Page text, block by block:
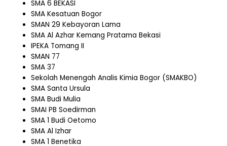
SMA 6 BEKASI
SMA Kesatuan Bogor
SMAN 29 Kebayoran Lama
SMA Al Azhar Kemang Pratama Bekasi
IPEKA Tomang II
SMAN 77
SMA 37
Sekolah Menengah Analis Kimia Bogor (SMAKBO)
SMA Santa Ursula
SMA Budi Mulia
SMAI PB Soedirman
SMA 1 Budi Oetomo
SMA Al Izhar
SMA 1 Benetika